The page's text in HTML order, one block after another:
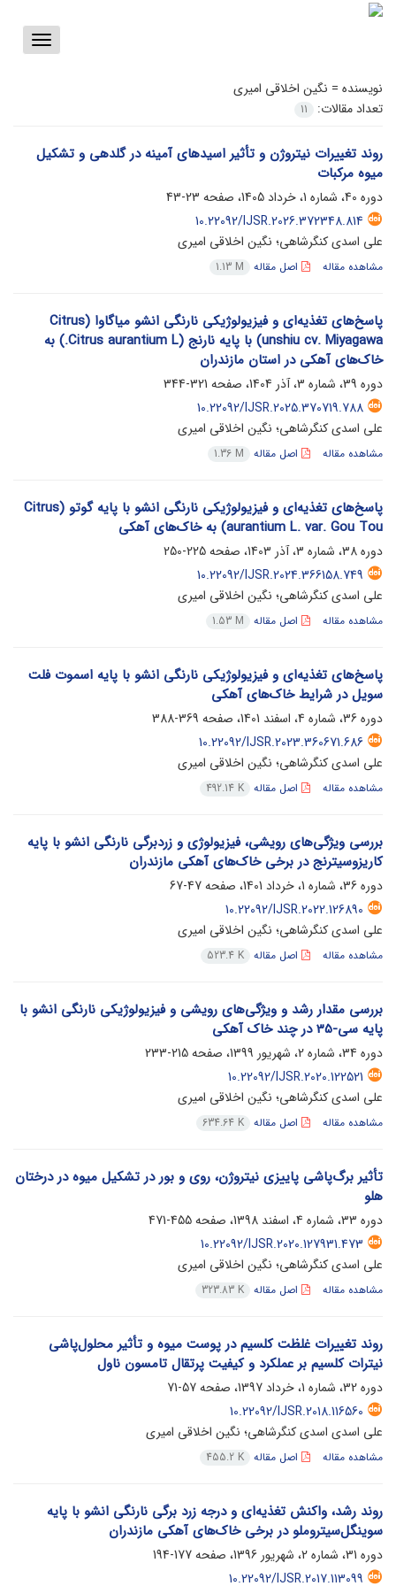
Toggle
نویسنده = نگین اخلاقی امیری
تعداد مقالات:
11
روند تغییرات نیتروژن و تأثیر اسیدهای آمینه در گلدهی و تشکیل
میوه مرکبات
دوره 40، شماره 1، خرداد 1405، صفحه
23-43
10.22092/IJSR.2026.372348.814
علی اسدی کنگرشاهی؛ نگین اخلاقی امیری
مشاهده مقاله اصل مقاله 1.13 M
پاسخ‌های تغذیه‌ای و فیزیولوژیکی نارنگی انشو میاگاوا (Citrus
unshiu cv. Miyagawa) با پایه نارنج (Citrus aurantium L.) به
خاک‌های آهکی در استان مازندران
دوره 39، شماره 3، آذر 1404، صفحه
321-344
10.22092/IJSR.2025.370719.788
علی اسدی کنگرشاهی؛ نگین اخلاقی امیری
مشاهده مقاله اصل مقاله 1.36 M
پاسخ‌های تغذیه‌ای و فیزیولوژیکی نارنگی انشو با پایه گوتو (Citrus
aurantium L. var. Gou Tou) به خاک‌های آهکی
دوره 38، شماره 3، آذر 1403، صفحه
225-250
10.22092/IJSR.2024.366158.749
علی اسدی کنگرشاهی؛ نگین اخلاقی امیری
مشاهده مقاله اصل مقاله 1.53 M
پاسخ‌های تغذیه‌ای و فیزیولوژیکی نارنگی انشو با پایه اسموت ‌فلت
‌سویل در شرایط خاک‌های آهکی
دوره 36، شماره 4، اسفند 1401، صفحه
369-388
10.22092/IJSR.2023.360671.686
علی اسدی کنگرشاهی؛ نگین اخلاقی امیری
مشاهده مقاله اصل مقاله 492.14 K
بررسی ویژگی‌های رویشی، فیزیولوژی و زردبرگی نارنگی انشو با پایه
کاریزوسیترنج در برخی خاک‌های آهکی مازندران
دوره 36، شماره 1، خرداد 1401، صفحه
47-67
10.22092/IJSR.2022.126890
علی اسدی کنگرشاهی؛ نگین اخلاقی امیری
مشاهده مقاله اصل مقاله 523.4 K
بررسی مقدار رشد و ویژگی‌های رویشی و فیزیولوژیکی نارنگی انشو با
پایه سی-35 در چند خاک آهکی
دوره 34، شماره 2، شهریور 1399، صفحه
215-233
10.22092/IJSR.2020.122521
علی اسدی کنگرشاهی؛ نگین اخلاقی امیری
مشاهده مقاله اصل مقاله 634.64 K
تأثیر برگ‌پاشی پاییزی نیتروژن، روی و بور در تشکیل میوه در درختان
هلو
دوره 33، شماره 4، اسفند 1398، صفحه
455-471
10.22092/IJSR.2020.127931.473
علی اسدی کنگرشاهی؛ نگین اخلاقی امیری
مشاهده مقاله اصل مقاله 323.83 K
روند تغییرات غلظت کلسیم در پوست میوه و تأثیر محلول‌پاشی
نیترات کلسیم بر عملکرد و کیفیت پرتقال تامسون ناول
دوره 32، شماره 1، خرداد 1397، صفحه
57-71
10.22092/IJSR.2018.116560
علی اسدی اسدی کنگرشاهی؛ نگین اخلاقی امیری
مشاهده مقاله اصل مقاله 455.2 K
روند رشد، واکنش تغذیه‌ای و درجه زرد برگی نارنگی انشو با پایه
سوینگل‌سیتروملو در برخی خاک‌های آهکی مازندران
دوره 31، شماره 2، شهریور 1396، صفحه
177-194
10.22092/IJSR.2017.113099